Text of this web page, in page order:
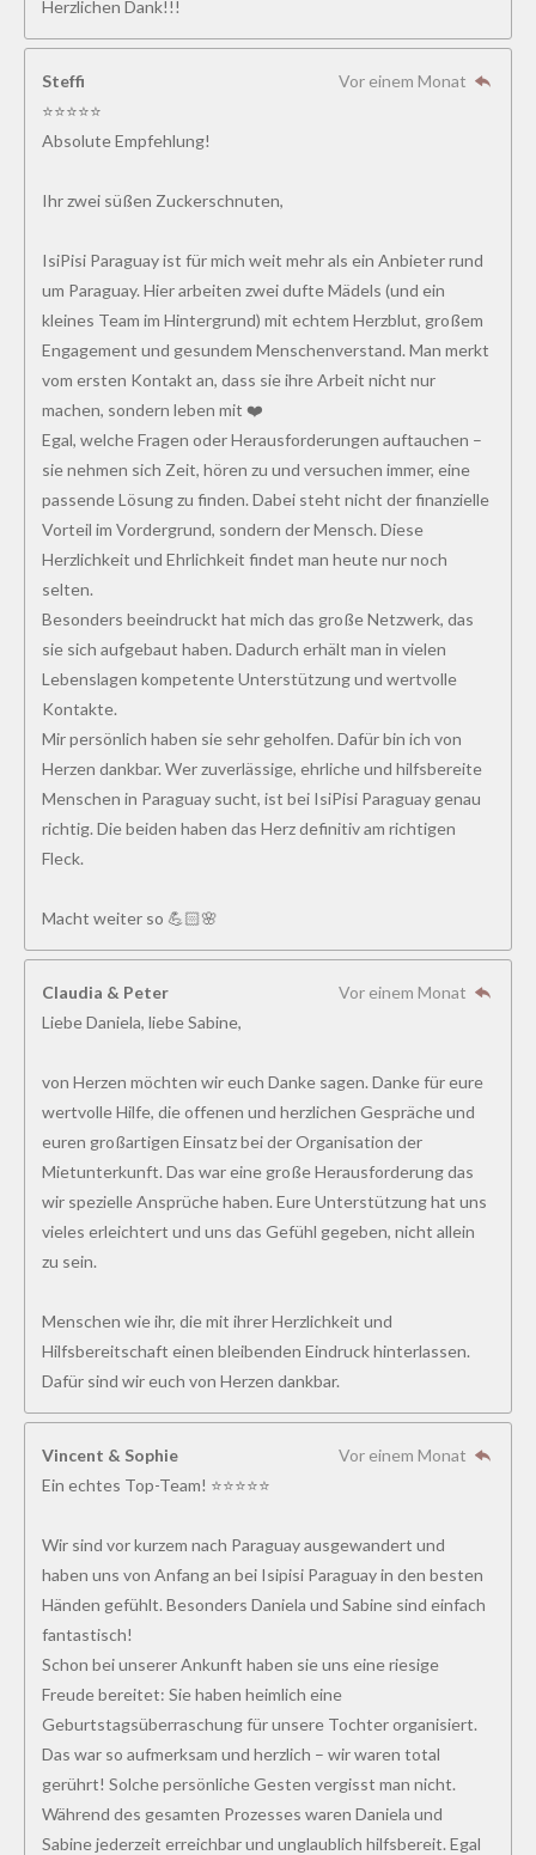
Herzlichen Dank!!!
Steffi
Vor einem Monat
⭐⭐⭐⭐⭐
Absolute Empfehlung!
Ihr zwei süßen Zuckerschnuten,
IsiPisi Paraguay ist für mich weit mehr als ein Anbieter rund
um Paraguay. Hier arbeiten zwei dufte Mädels (und ein
kleines Team im Hintergrund) mit echtem Herzblut, großem
Engagement und gesundem Menschenverstand. Man merkt
vom ersten Kontakt an, dass sie ihre Arbeit nicht nur
machen, sondern leben mit ❤️
Egal, welche Fragen oder Herausforderungen auftauchen –
sie nehmen sich Zeit, hören zu und versuchen immer, eine
passende Lösung zu finden. Dabei steht nicht der finanzielle
Vorteil im Vordergrund, sondern der Mensch. Diese
Herzlichkeit und Ehrlichkeit findet man heute nur noch
selten.
Besonders beeindruckt hat mich das große Netzwerk, das
sie sich aufgebaut haben. Dadurch erhält man in vielen
Lebenslagen kompetente Unterstützung und wertvolle
Kontakte.
Mir persönlich haben sie sehr geholfen. Dafür bin ich von
Herzen dankbar. Wer zuverlässige, ehrliche und hilfsbereite
Menschen in Paraguay sucht, ist bei IsiPisi Paraguay genau
richtig. Die beiden haben das Herz definitiv am richtigen
Fleck.
Macht weiter so 💪🏻🌸
Claudia & Peter
Vor einem Monat
Liebe Daniela, liebe Sabine,
von Herzen möchten wir euch Danke sagen. Danke für eure
wertvolle Hilfe, die offenen und herzlichen Gespräche und
euren großartigen Einsatz bei der Organisation der
Mietunterkunft. Das war eine große Herausforderung das
wir spezielle Ansprüche haben. Eure Unterstützung hat uns
vieles erleichtert und uns das Gefühl gegeben, nicht allein
zu sein.
Menschen wie ihr, die mit ihrer Herzlichkeit und
Hilfsbereitschaft einen bleibenden Eindruck hinterlassen.
Dafür sind wir euch von Herzen dankbar.
Vincent & Sophie
Vor einem Monat
Ein echtes Top-Team! ⭐⭐⭐⭐⭐
Wir sind vor kurzem nach Paraguay ausgewandert und
haben uns von Anfang an bei Isipisi Paraguay in den besten
Händen gefühlt. Besonders Daniela und Sabine sind einfach
fantastisch!
Schon bei unserer Ankunft haben sie uns eine riesige
Freude bereitet: Sie haben heimlich eine
Geburtstagsüberraschung für unsere Tochter organisiert.
Das war so aufmerksam und herzlich – wir waren total
gerührt! Solche persönliche Gesten vergisst man nicht.
Während des gesamten Prozesses waren Daniela und
Sabine jederzeit erreichbar und unglaublich hilfsbereit. Egal